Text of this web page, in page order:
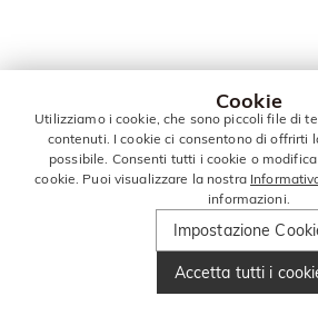
Cookie
Utilizziamo i cookie, che sono piccoli file di
contenuti. I cookie ci consentono di offrirti
possibile. Consenti tutti i cookie o
cookie. Puoi visualizzare la nostra
informazioni.
Impostazione
Accetta tutti i